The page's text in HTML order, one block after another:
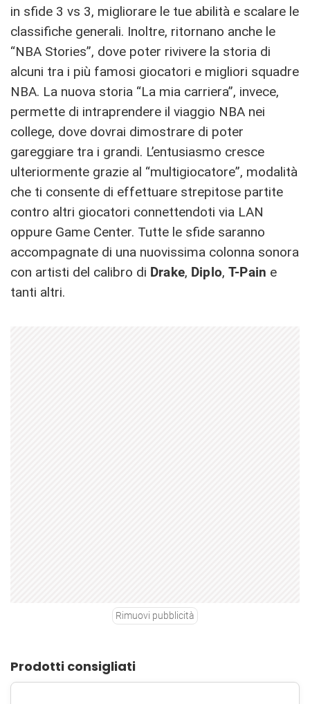
in sfide 3 vs 3, migliorare le tue abilità e scalare le
classifiche generali. Inoltre, ritornano anche le
“NBA Stories”, dove poter rivivere la storia di
alcuni tra i più famosi giocatori e migliori squadre
NBA. La nuova storia “La mia carriera”, invece,
permette di intraprendere il viaggio NBA nei
college, dove dovrai dimostrare di poter
gareggiare tra i grandi. L’entusiasmo cresce
ulteriormente grazie al “multigiocatore”, modalità
che ti consente di effettuare strepitose partite
contro altri giocatori connettendoti via LAN
oppure Game Center. Tutte le sfide saranno
accompagnate di una nuovissima colonna sonora
con artisti del calibro di Drake, Diplo, T-Pain e
tanti altri.
Rimuovi pubblicità
Prodotti consigliati